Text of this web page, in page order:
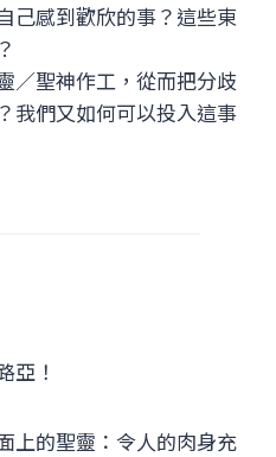
己感到歡欣的事？這些東
／聖神作工，從而把分歧
我們又如何可以投入這事
亞！
上的聖靈：令人的肉身充